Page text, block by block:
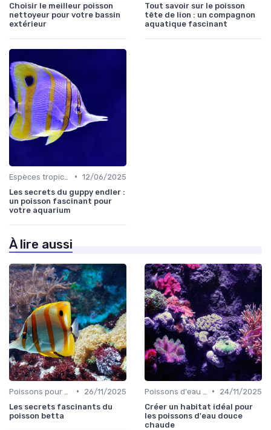
Choisir le meilleur poisson
nettoyeur pour votre bassin
extérieur
Tout savoir sur le poisson
tête de lion : un compagnon
aquatique fascinant
• 12/06/2025
Les secrets du guppy endler :
un poisson fascinant pour
votre aquarium
À lire aussi
•
26/11/2025
Les secrets fascinants du
poisson betta
•
24/11/2025
Créer un habitat idéal pour
les poissons d'eau douce
chaude